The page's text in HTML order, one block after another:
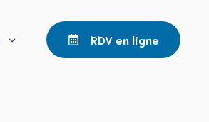
RDV en ligne